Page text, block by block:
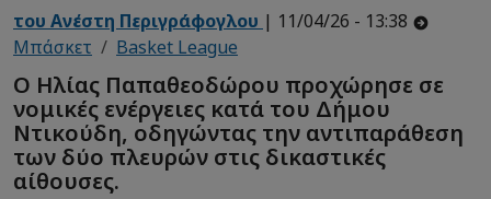
του Ανέστη Περιγράφογλου | 11/04/26 - 13:38
Μπάσκετ
Basket League
Ο Ηλίας Παπαθεοδώρου προχώρησε σε
νομικές ενέργειες κατά του Δήμου
Ντικούδη, οδηγώντας την αντιπαράθεση
των δύο πλευρών στις δικαστικές
αίθουσες.